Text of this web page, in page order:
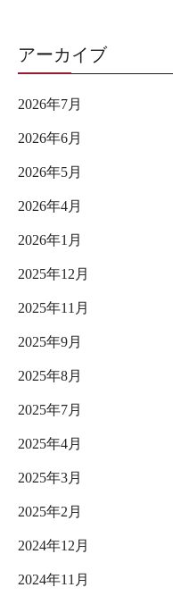
アーカイブ
2026年7月
2026年6月
2026年5月
2026年4月
2026年1月
2025年12月
2025年11月
2025年9月
2025年8月
2025年7月
2025年4月
2025年3月
2025年2月
2024年12月
2024年11月